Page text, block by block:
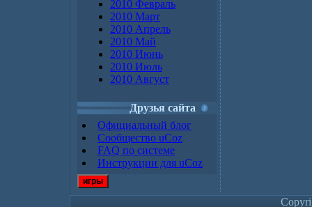
2010 Февраль
2010 Март
2010 Апрель
2010 Май
2010 Июнь
2010 Июль
2010 Август
Друзья сайта
Официальный блог
Сообщество uCoz
FAQ по системе
Инструкции для uCoz
игры